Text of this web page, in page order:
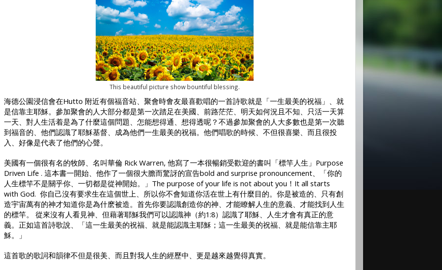
This beautiful picture show bountiful blessing.
海德公園浸信會在Hutto 附近有個福音站、聚會時㑹友最喜歡唱的一首詩歌就是「一生最美的祝福」、就
是信靠主耶穌。參加聚會的人大部分都是第一次踏足在美國、前路茫茫、明天如何況且不知、只活一天算
一天、對人生活着是為了什麼這個問題、怎能想得通、想得透呢？不過參加聚會的人大多數也是第一次聽
到福音的、他們認識了耶穌基督、成為他們一生最美的祝福。他們唱歌的時候、不但很喜樂、而且很投
入、好像是代表了他們的心聲。
美國有一個很有名的牧師、名叫華倫 Rick Warren, 他寫了一本很暢銷受歡迎的書叫「標竿人生」 Purpose
Driven Life . 這本書一開始、他作了一個很大膽而驚訝的宣告bold and surprise pronouncement、「你的
人生標竿不是關乎你、一切都是從神開始。」 The purpose of your life is not about you ！ It all starts
with God. 你自己沒有要求生在這個世上、所以你不會知道你活在世上有什麼目的。你是被造的、只有創
造宇宙萬有的神才知道你是為什麽被造。首先你要認識創造你的神、才能瞭解人生的意義、才能找到人生
的標竿。
從來沒有人看見神、但藉著耶穌我們可以認識神（約1:8）認識了耶穌、人生才會有真正的意
義。正如這首詩歌說、「這一生最美的祝福、就是能認識主耶穌；這一生最美的祝福、就是能信靠主耶
穌。」
這首歌的歌詞和韻律不但是很美、而且對我人生的經歷中、更是越來越覺得真實。